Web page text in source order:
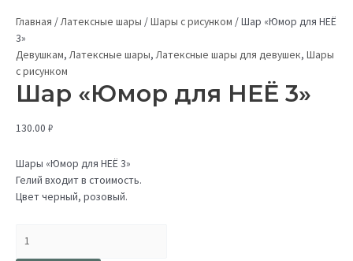
Главная /Латексные шары /Шары с рисунком /Шар «Юмор для НЕЁ
3»
Девушкам,Латексные шары,Латексные шары для девушек, Шары
с рисунком
Шар «Юмор для НЕЁ 3»
130.00 ₽
Шары «Юмор для НЕЁ 3»
Гелий входит в стоимость.
Цвет черный, розовый.